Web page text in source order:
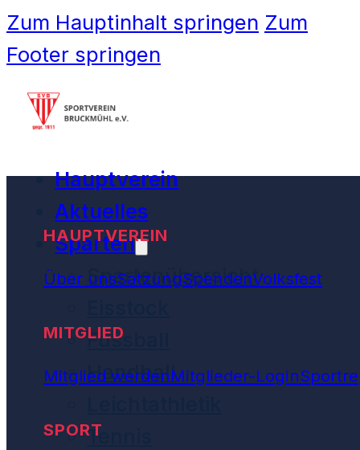
Zum Hauptinhalt springen Zum
Footer springen
Hauptverein
Aktuelles
Sparten
Spartenübersicht
Fussball
Handball
Tennis
HAUPTVEREIN
Über unsSatzungSpendenVolksfest
MITGLIED
Mitglied werdenMitglieder-Login
SPORT